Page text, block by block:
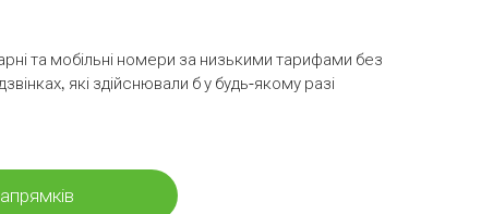
та мобільні номери за низькими тарифами без
які здійснювали б у будь-якому разі